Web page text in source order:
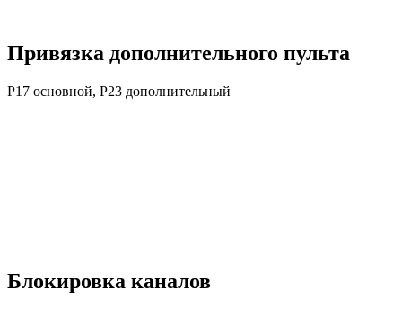
Привязка дополнительного пульта
P17 основной, P23 дополнительный
Блокировка каналов